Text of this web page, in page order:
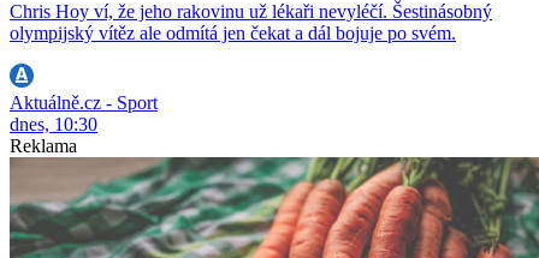
Chris Hoy ví, že jeho rakovinu už lékaři nevyléčí. Šestinásobný
olympijský vítěz ale odmítá jen čekat a dál bojuje po svém.
Aktuálně.cz - Sport
dnes, 10:30
Reklama